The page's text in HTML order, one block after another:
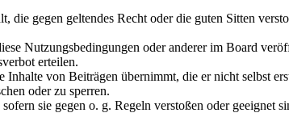
gegen geltendes Recht oder die guten Sitten
Nutzungsbedingungen oder anderer im Board
erteilen.
von Beiträgen übernimmt, die er nicht selbst
oder zu sperren.
sie gegen o. g. Regeln verstoßen oder geeignet